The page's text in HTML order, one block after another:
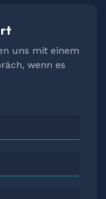
uns mit einem
wenn es